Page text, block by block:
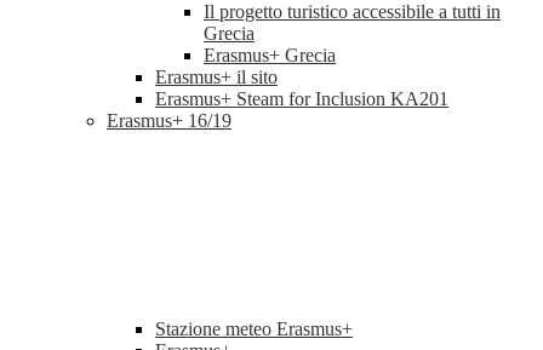
Il progetto turistico accessibile a tutti in
Grecia
Erasmus+ Grecia
Erasmus+ il sito
Erasmus+ Steam for Inclusion KA201
Erasmus+ 16/19
Stazione meteo Erasmus+